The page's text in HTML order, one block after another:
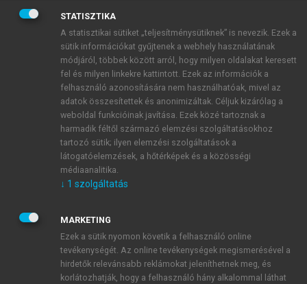
BELÉPÉS SAJÁT FIÓKKAL
ÚJ FIÓK LÉTREHOZÁSA
1 óra díjmentes hozzáférés
E-MAIL-CÍM
JELSZÓ
JELSZÓ ÚJRA
STATISZTIKA
A statisztikai sütiket „teljesítménysütiknek” is nevezik. Ezek a
sütik információkat gyűjtenek a webhely használatának
módjáról, többek között arról, hogy milyen oldalakat keresett
fel és milyen linkekre kattintott. Ezek az információk a
felhasználó azonosítására nem használhatóak, mivel az
adatok összesítettek és anonimizáltak. Céljuk kizárólag a
weboldal funkcióinak javítása. Ezek közé tartoznak a
harmadik féltől származó elemzési szolgáltatásokhoz
tartozó sütik; ilyen elemzési szolgáltatások a
látogatóelemzések, a hőtérképek és a közösségi
médiaanalitika.
↓ 1 szolgáltatás
MARKETING
Ezek a sütik nyomon követik a felhasználó online
tevékenységét. Az online tevékenységek megismerésével a
hirdetők relevánsabb reklámokat jeleníthetnek meg, és
korlátozhatják, hogy a felhasználó hány alkalommal láthat